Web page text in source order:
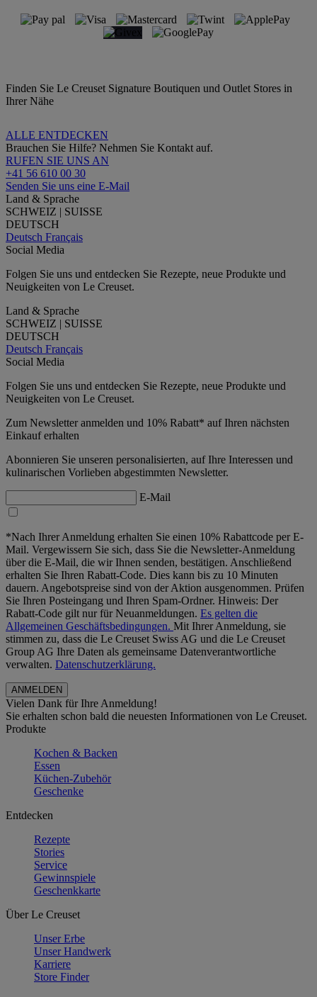
Finden Sie Le Creuset Signature Boutiquen und Outlet Stores in
Ihrer Nähe
ALLE ENTDECKEN
Brauchen Sie Hilfe? Nehmen Sie Kontakt auf.
RUFEN SIE UNS AN
+41 56 610 00 30
Senden Sie uns eine E-Mail
Land & Sprache
SCHWEIZ | SUISSE
DEUTSCH
Deutsch Français
Social Media
Folgen Sie uns und entdecken Sie Rezepte, neue Produkte und
Neuigkeiten von Le Creuset.
Land & Sprache
SCHWEIZ | SUISSE
DEUTSCH
Deutsch Français
Social Media
Folgen Sie uns und entdecken Sie Rezepte, neue Produkte und
Neuigkeiten von Le Creuset.
Zum Newsletter anmelden und 10% Rabatt* auf Ihren nächsten
Einkauf erhalten
Abonnieren Sie unseren personalisierten, auf Ihre Interessen und
kulinarischen Vorlieben abgestimmten Newsletter.
E-Mail
*Nach Ihrer Anmeldung erhalten Sie einen 10% Rabattcode per E-
Mail. Vergewissern Sie sich, dass Sie die Newsletter-Anmeldung
über die E-Mail, die wir Ihnen senden, bestätigen. Anschließend
erhalten Sie Ihren Rabatt-Code. Dies kann bis zu 10 Minuten
dauern. Angebotspreise sind von der Aktion ausgenommen. Prüfen
Sie Ihren Posteingang und Ihren Spam-Ordner. Hinweis: Der
Rabatt-Code gilt nur für Neuanmeldungen. Es gelten die
Allgemeinen Geschäftsbedingungen. Mit Ihrer Anmeldung, sie
stimmen zu, dass die Le Creuset Swiss AG und die Le Creuset
Group AG Ihre Daten als gemeinsame Datenverantwortliche
verwalten. Datenschutzerklärung.
Vielen Dank für Ihre Anmeldung!
Sie erhalten schon bald die neuesten Informationen von Le Creuset.
Produkte
Kochen & Backen
Essen
Küchen-Zubehör
Geschenke
Entdecken
Rezepte
Stories
Service
Gewinnspiele
Geschenkkarte
Über Le Creuset
Unser Erbe
Unser Handwerk
Karriere
Store Finder